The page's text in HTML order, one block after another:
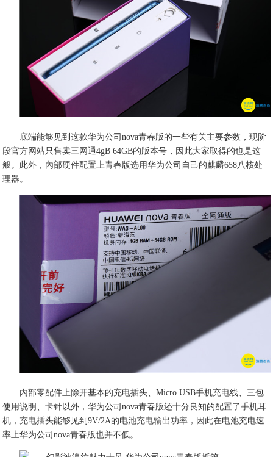
底端能够见到这款华为公司nova青春版的一些有关主要参数，现阶
段官方网站只售卖三网通4gB 64GB的版本号，因此大家取得的也是这
般。此外，內部硬件配置上青春版选用华为公司自己的麒麟658八核处
理器。
內部零配件上除开基本的充电插头、Micro USB手机充电线、三包
使用说明、卡针以外，华为公司nova青春版还十分良知的配置了手机耳
机，充电插头能够见到9V/2A的电池充电输出功率，因此在电池充电速
率上华为公司nova青春版也并不低。